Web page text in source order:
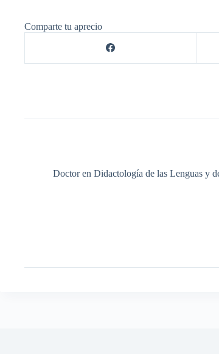
Comparte tu aprecio
Doctor en Didactología de las Lenguas y